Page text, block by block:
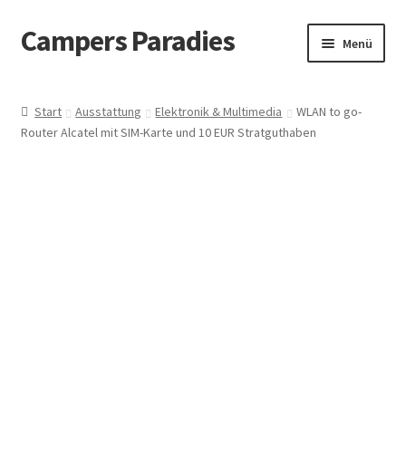
Zur
Navigation
Zum
Inhalt
Campers Paradies Menü
Ausstattung
Start Ausstattung Elektronik & Multimedia
WLAN to go-
Router Alcatel mit SIM-Karte und 10 EUR Stratguthaben